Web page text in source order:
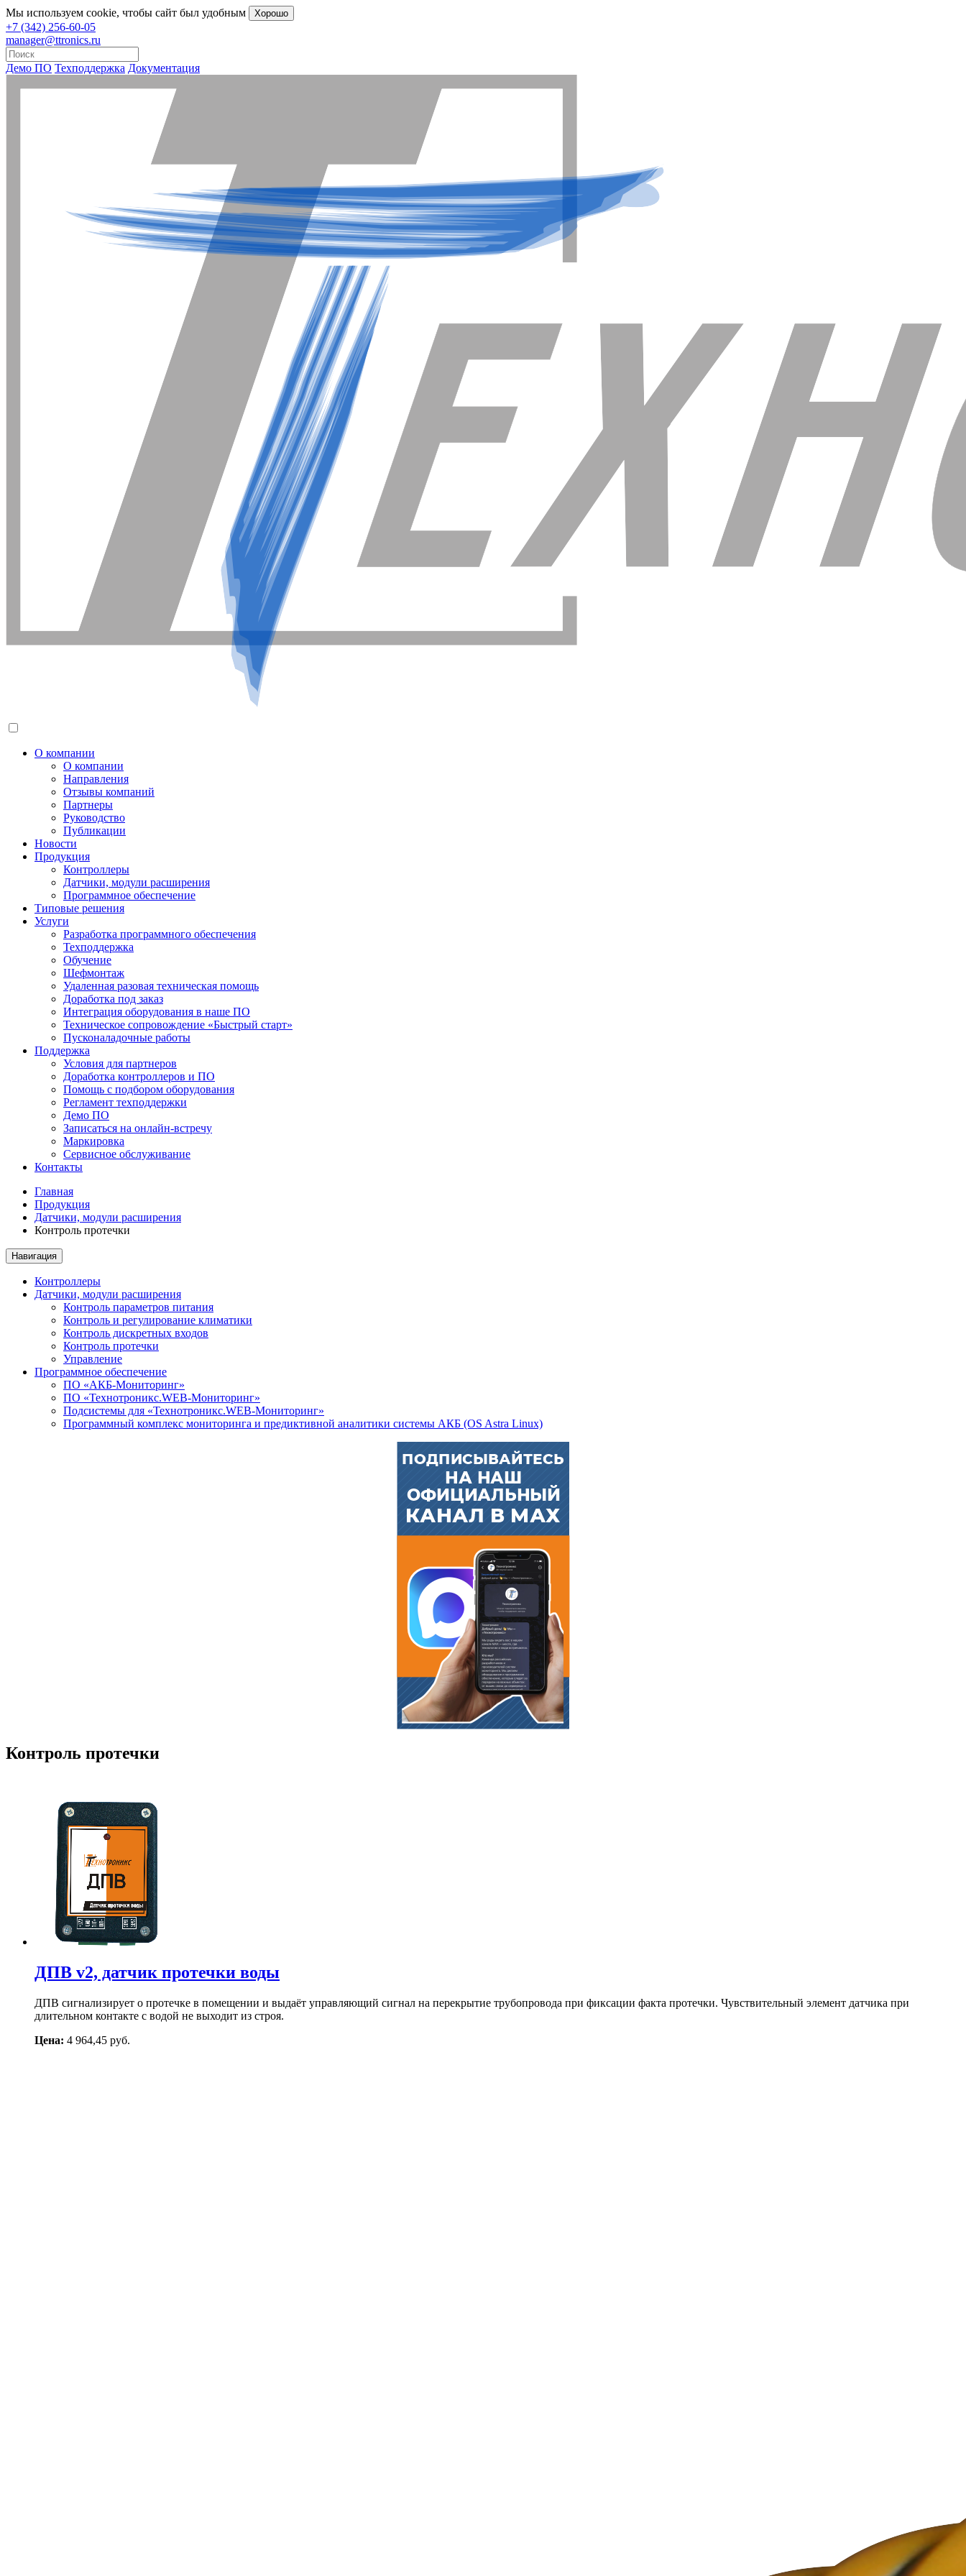
Мы используем cookie, чтобы сайт был удобным Хорошо
+7 (342) 256-60-05
manager@ttronics.ru
Демо ПО Техподдержка Документация
О компании
О компании
Направления
Отзывы компаний
Партнеры
Руководство
Публикации
Новости
Продукция
Контроллеры
Датчики, модули расширения
Программное обеспечение
Типовые решения
Услуги
Разработка программного обеспечения
Техподдержка
Обучение
Шефмонтаж
Удаленная разовая техническая помощь
Доработка под заказ
Интеграция оборудования в наше ПО
Техническое сопровождение «Быстрый старт»
Пусконаладочные работы
Поддержка
Условия для партнеров
Доработка контроллеров и ПО
Помощь с подбором оборудования
Регламент техподдержки
Демо ПО
Записаться на онлайн-встречу
Маркировка
Сервисное обслуживание
Контакты
Главная
Продукция
Датчики, модули расширения
Контроль протечки
Навигация
Контроллеры
Датчики, модули расширения
Контроль параметров питания
Контроль и регулирование климатики
Контроль дискретных входов
Контроль протечки
Управление
Программное обеспечение
ПО «АКБ-Мониторинг»
ПО «Технотроникс.WEB-Мониторинг»
Подсистемы для «Технотроникс.WEB-Мониторинг»
Программный комплекс мониторинга и предиктивной аналитики системы АКБ (OS Astra Linux)
Контроль протечки
ДПВ v2, датчик протечки воды
ДПВ сигнализирует о протечке в помещении и выдаёт управляющий сигнал на перекрытие трубопровода при фиксации факта протечки. Чувствительный элемент датчика при
длительном контакте с водой не выходит из строя.
Цена: 4 964,45 руб.